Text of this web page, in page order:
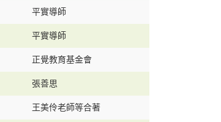
平實導師
平實導師
正覺教育基金會
張善思
王美伶老師等合著